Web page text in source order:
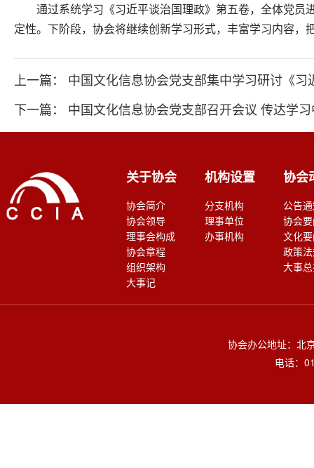
通过系统学习《习近平谈治国理政》第五卷，全体党
定性。下阶段，协会将继续创新学习形式，丰富学习内容
上一篇： 中国文化信息协会党支部集中学习研讨《
下一篇： 中国文化信息协会党支部召开会议 传达学
关于协会
协会简介
协会领导
理事会构成
协会章程
组织架构
大事记
机构设置
分支机构
理事单位
办事机构
协会
公告
协会
文化
政策
大事
协会办公地址：北
电话：